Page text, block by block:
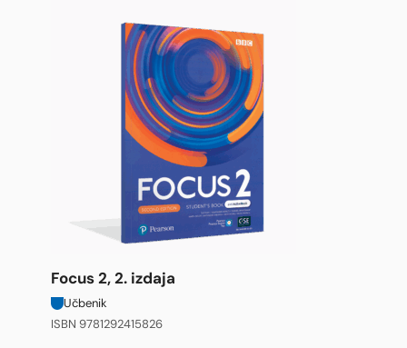
Focus 2, 2. izdaja
Učbenik
ISBN 9781292415826